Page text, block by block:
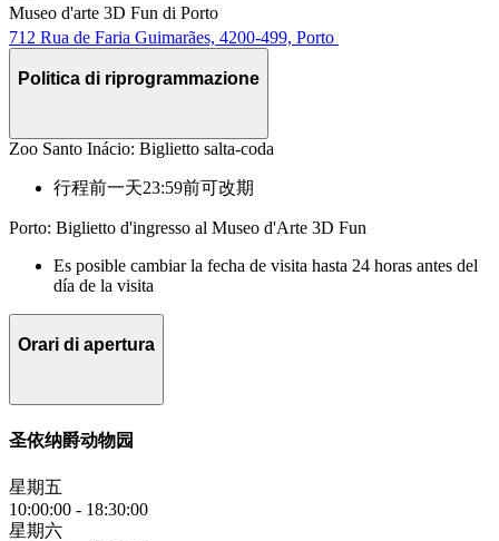
Museo d'arte 3D Fun di Porto
712 Rua de Faria Guimarães, 4200-499, Porto
Politica di riprogrammazione
Zoo Santo Inácio: Biglietto salta-coda
行程前一天23:59前可改期
Porto: Biglietto d'ingresso al Museo d'Arte 3D Fun
Es posible cambiar la fecha de visita hasta 24 horas antes del
día de la visita
Orari di apertura
圣依纳爵动物园
星期五
10:00:00 - 18:30:00
星期六